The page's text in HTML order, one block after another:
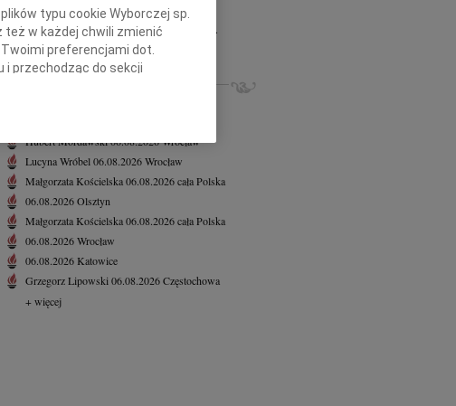
Heliodor Kasprzak 14.07.2026Bydgoszcz
Z ogromnym smutkiem i żalem przyjęliśmy...
+ więcej
NAJNOWSZE NEKROLOGI, KONDOLENCJE
Hubert Mordawski06.08.2026Wrocław
Lucyna Wróbel 06.08.2026Wrocław
Małgorzata Kościelska06.08.2026cała Polska
06.08.2026Olsztyn
Małgorzata Kościelska06.08.2026cała Polska
06.08.2026Wrocław
06.08.2026 Katowice
Grzegorz Lipowski 06.08.2026Częstochowa
+ więcej
typu cookie Wyborczej sp.
też w każdej chwili zmienić
preferencjami dot.
i przechodząc do sekcji
ustawień przeglądarki.
celach:
do celów identyfikacji.
i treści, pomiar reklam i